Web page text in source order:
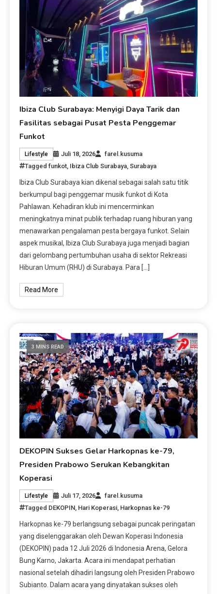
Ibiza Club Surabaya: Menyigi Daya Tarik dan
Fasilitas sebagai Pusat Pesta Penggemar
Funkot
Lifestyle Juli 18, 2026
farel.kusuma
Taggedfunkot Ibiza Club Surabaya ,Surabaya
Ibiza Club Surabaya kian dikenal sebagai salah satu titik
berkumpul bagi penggemar musik funkot di Kota
Pahlawan. Kehadiran klub ini mencerminkan
meningkatnya minat publik terhadap ruang hiburan yang
menawarkan pengalaman pesta bergaya funkot. Selain
aspek musikal, Ibiza Club Surabaya juga menjadi bagian
dari gelombang pertumbuhan usaha di sektor Rekreasi
Hiburan Umum (RHU) di Surabaya. Para […]
Read More
3 MINS READ
DEKOPIN Sukses Gelar Harkopnas ke-79,
Presiden Prabowo Serukan Kebangkitan
Koperasi
Lifestyle Juli 17, 2026
farel.kusuma
Tagged DEKOPIN, Hari Koperasi, Harkopnas ke-79
Harkopnas ke-79 berlangsung sebagai puncak peringatan
yang diselenggarakan oleh Dewan Koperasi Indonesia
(DEKOPIN) pada 12 Juli 2026 di Indonesia Arena, Gelora
Bung Karno, Jakarta. Acara ini mendapat perhatian
nasional setelah dihadiri langsung oleh Presiden Prabowo
Subianto. Dalam acara yang dinyatakan sukses oleh